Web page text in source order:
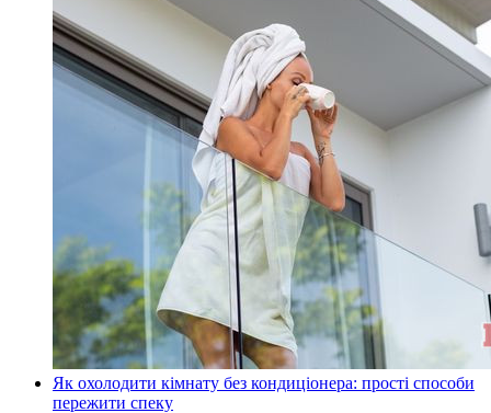
Як охолодити кімнату без кондиціонера: прості способи
пережити спеку